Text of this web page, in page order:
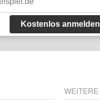
Kostenlos anmelden